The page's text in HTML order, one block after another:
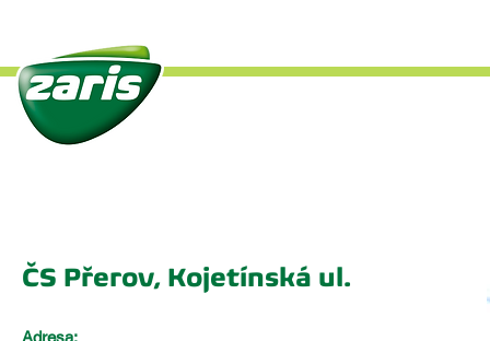
ČS Přerov, Kojetínská ul.
Adresa: